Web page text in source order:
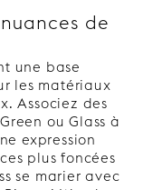
de
une base
les matériaux
Associez des
ou Glass à
expression
plus foncées
se marier avec